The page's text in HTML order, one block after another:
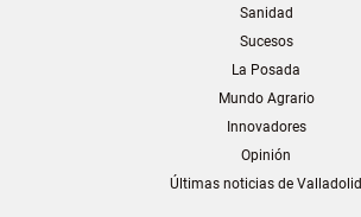
Sanidad
Sucesos
La Posada
Mundo Agrario
Innovadores
Opinión
Últimas noticias de Valladolid